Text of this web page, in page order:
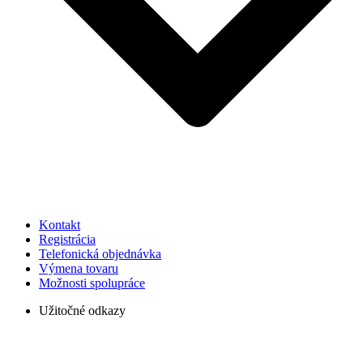
Kontakt
Registrácia
Telefonická objednávka
Výmena tovaru
Možnosti spolupráce
Užitočné odkazy